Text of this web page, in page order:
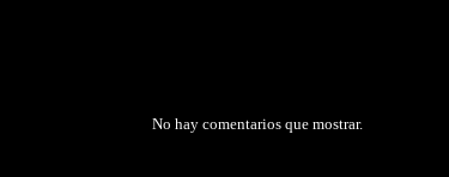
No hay comentarios que mostrar.